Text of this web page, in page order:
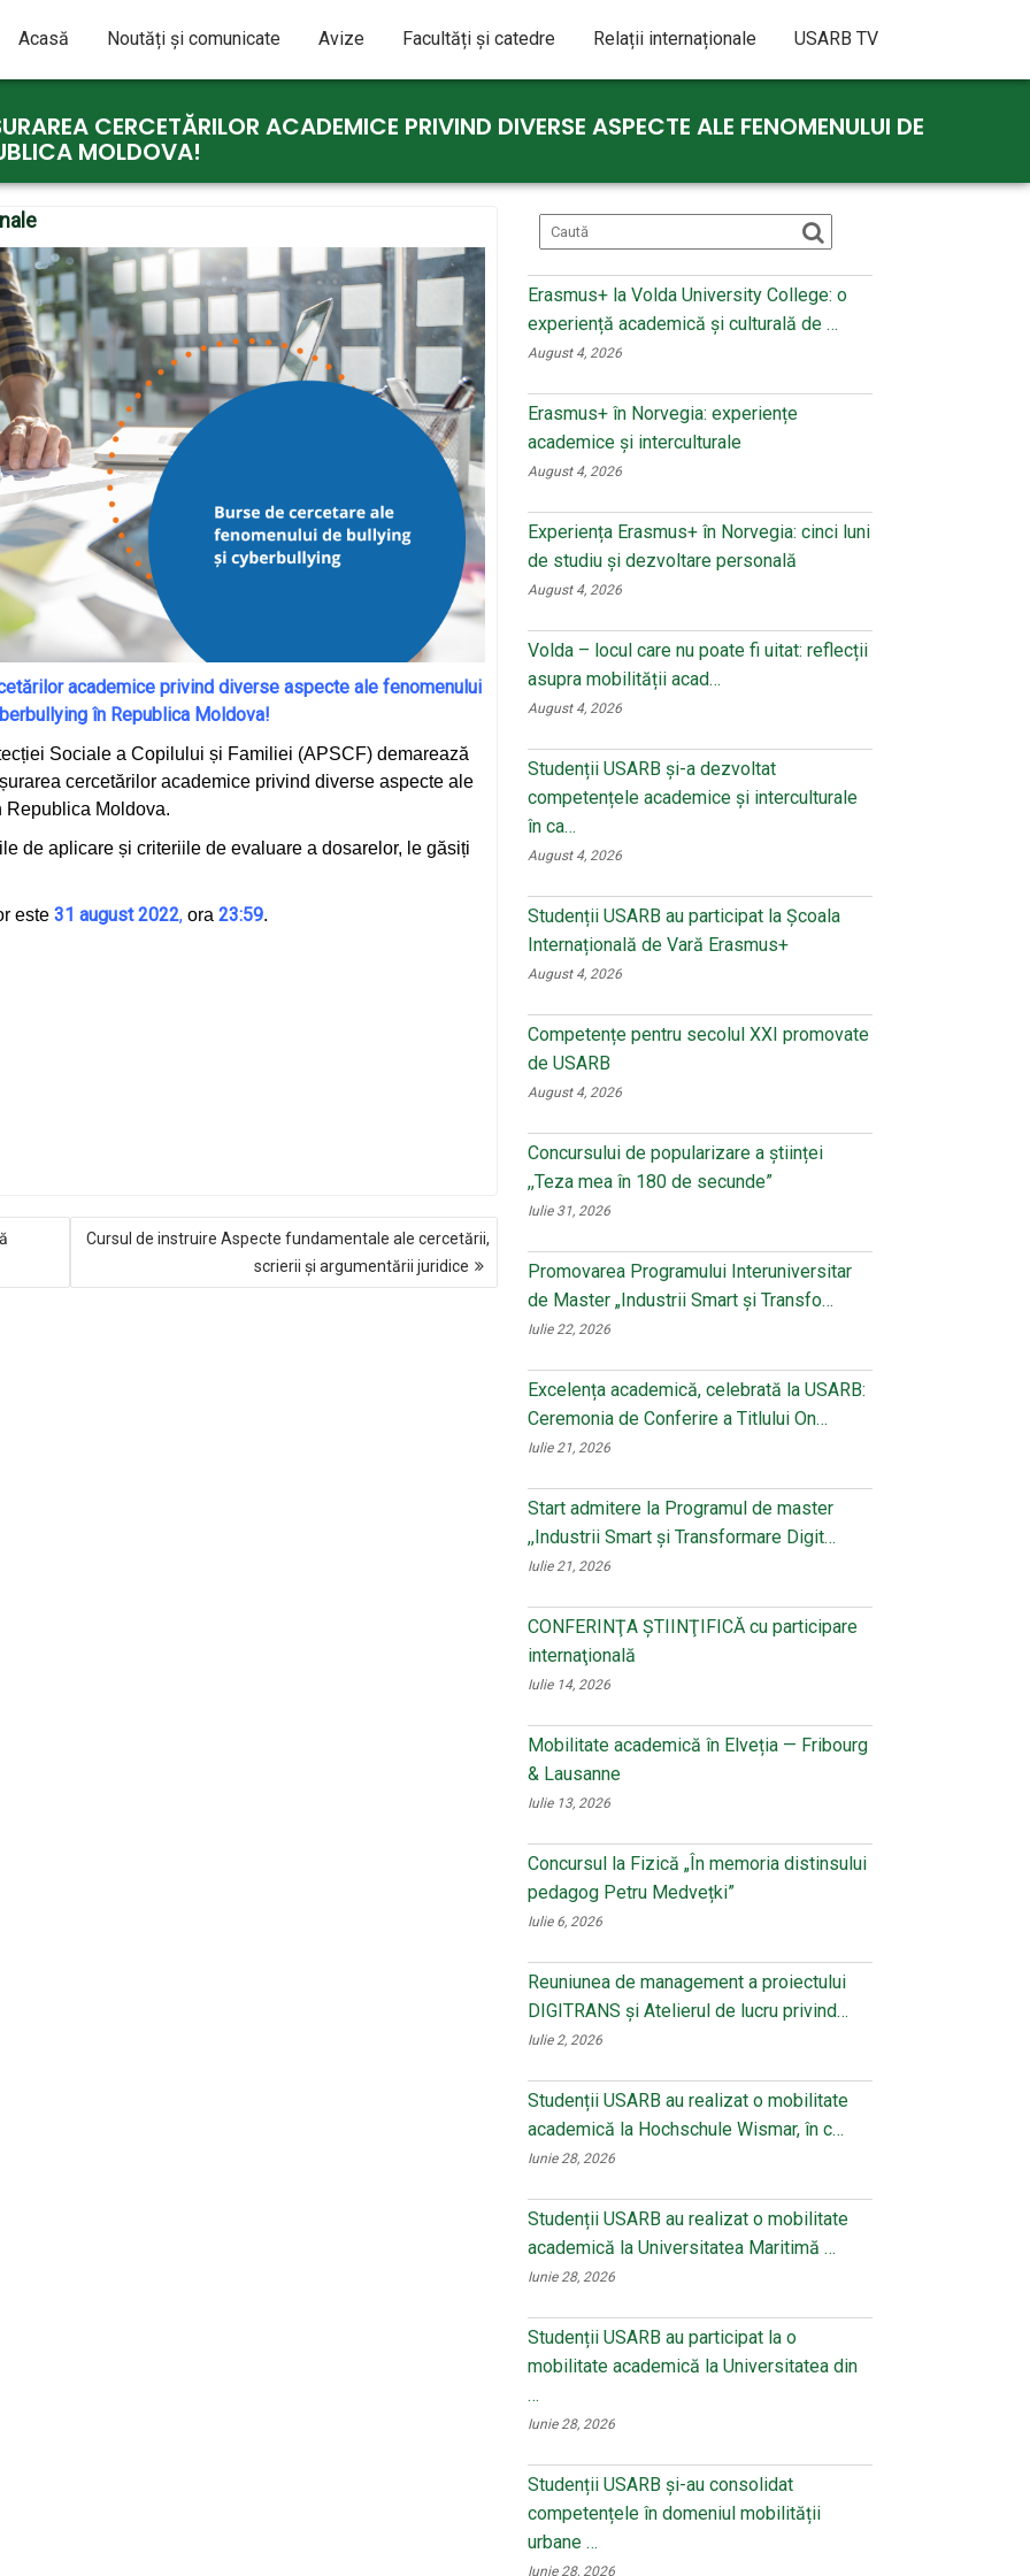
Acasă Noutăți și comunicate Avize Facultăți și catedre Relații internaționale USARB TV
CERCETĂRILOR ACADEMICE PRIVIND DIVERSE ASPECTE ALE FENOMENULUI DE
MOLDOVA!
academice privind diverse aspecte ale fenomenului
în Republica Moldova!
Sociale a Copilului și Familiei (APSCF) demarează
cercetărilor academice privind diverse aspecte ale
Moldova.
de aplicare și criteriile de evaluare a dosarelor, le găsiți
este 31 august 2022, ora 23:59.
Cursul de instruire Aspecte fundamentale ale cercetării,
scrierii și argumentării juridice
Erasmus+ la Volda University College: o
experiență academică și culturală de …
August 4, 2026
Erasmus+ în Norvegia: experiențe
academice și interculturale
August 4, 2026
Experiența Erasmus+ în Norvegia: cinci luni
de studiu și dezvoltare personală
August 4, 2026
Volda – locul care nu poate fi uitat: reflecții
asupra mobilității acad…
August 4, 2026
Studenții USARB și-a dezvoltat
competențele academice și interculturale
în ca…
August 4, 2026
Studenții USARB au participat la Școala
Internațională de Vară Erasmus+
August 4, 2026
Competențe pentru secolul XXI promovate
de USARB
August 4, 2026
Concursului de popularizare a științei
,,Teza mea în 180 de secunde”
Iulie 31, 2026
Promovarea Programului Interuniversitar
de Master „Industrii Smart și Transfo…
Iulie 22, 2026
Excelența academică, celebrată la USARB:
Ceremonia de Conferire a Titlului On…
Iulie 21, 2026
Start admitere la Programul de master
,,Industrii Smart și Transformare Digit…
Iulie 21, 2026
CONFERINŢA ŞTIINŢIFICĂ cu participare
internaţională
Iulie 14, 2026
Mobilitate academică în Elveția — Fribourg
& Lausanne
Iulie 13, 2026
Concursul la Fizică „În memoria distinsului
pedagog Petru Medvețki”
Iulie 6, 2026
Reuniunea de management a proiectului
DIGITRANS și Atelierul de lucru privind…
Iulie 2, 2026
Studenții USARB au realizat o mobilitate
academică la Hochschule Wismar, în c…
Iunie 28, 2026
Studenții USARB au realizat o mobilitate
academică la Universitatea Maritimă …
Iunie 28, 2026
Studenții USARB au participat la o
mobilitate academică la Universitatea din
…
Iunie 28, 2026
Studenții USARB și-au consolidat
competențele în domeniul mobilității
urbane …
Iunie 28, 2026